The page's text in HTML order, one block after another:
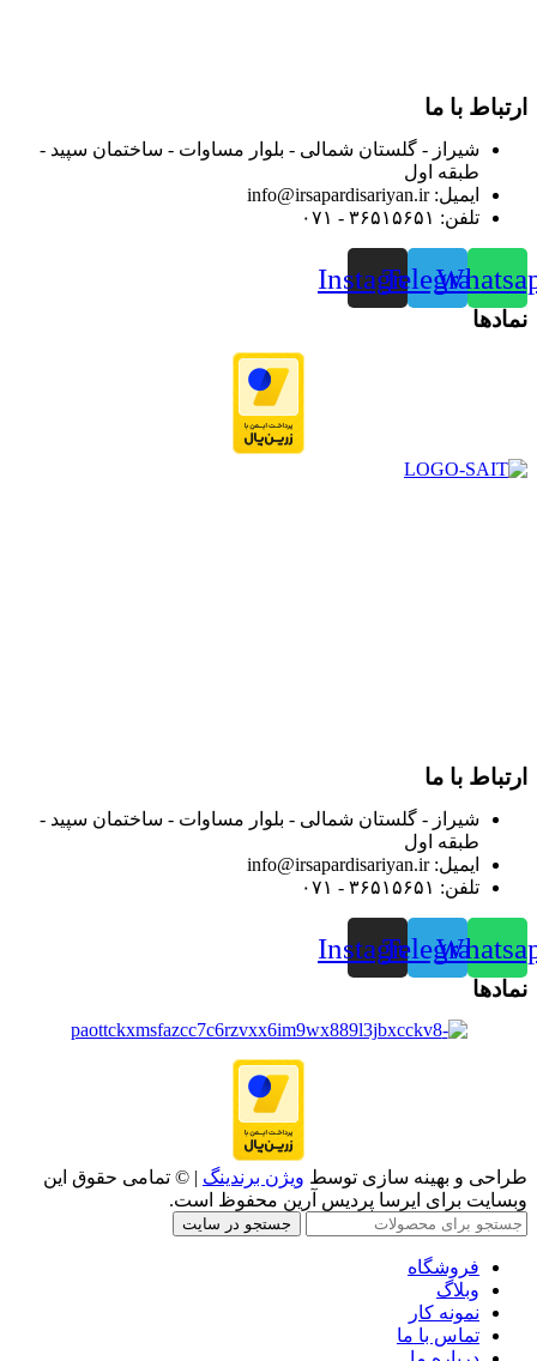
ارتباط با ما
شیراز - گلستان شمالی - بلوار مساوات - ساختمان سپید -
طبقه اول
ایمیل: info@irsapardisariyan.ir
تلفن: ۳۶۵۱۵۶۵۱ - ۰۷۱
Telegram
Instagram
نمادها
ارتباط با ما
شیراز - گلستان شمالی - بلوار مساوات - ساختمان سپید -
طبقه اول
ایمیل: info@irsapardisariyan.ir
تلفن: ۳۶۵۱۵۶۵۱ - ۰۷۱
Telegram
Instagram
نمادها
طراحی و بهینه سازی توسط ویژن برندینگ | © تمامی حقوق این
وبسایت برای ایرسا پردیس آرین محفوظ است.
جستجو در سایت
فروشگاه
وبلاگ
نمونه کار
تماس با ما